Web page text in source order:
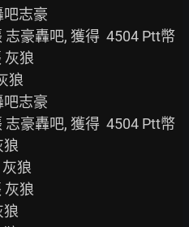
志豪轟吧, 獲得  4504 Ptt幣
志豪轟吧, 獲得  4504 Ptt幣